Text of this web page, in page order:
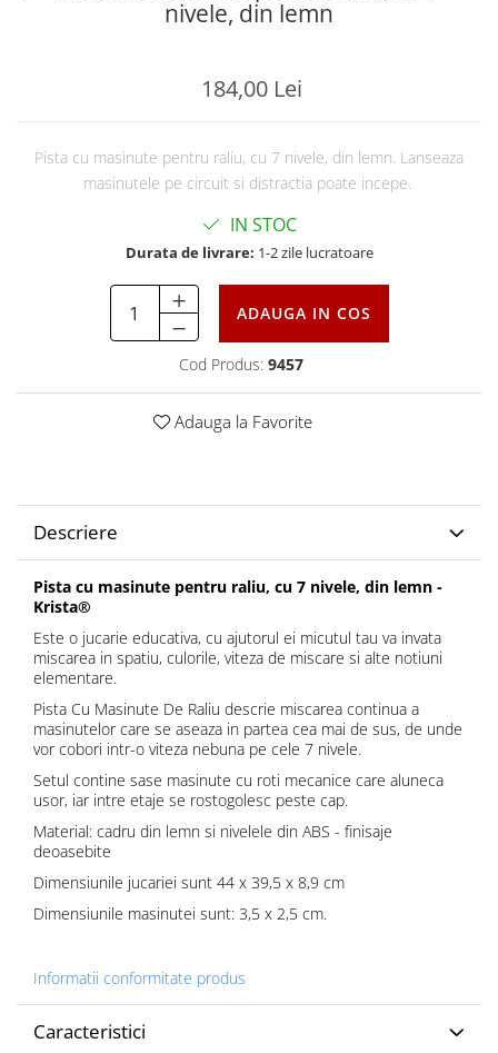
nivele, din lemn
184,00 Lei
Pista cu masinute pentru raliu, cu 7 nivele, din lemn. Lanseaza
masinutele pe circuit si distractia poate incepe.
IN STOC
Durata de livrare: 1-2 zile lucratoare
ADAUGA IN COS
Cod Produs: 9457
Adauga la Favorite
Descriere
Pista cu masinute pentru raliu, cu 7 nivele, din lemn -
Krista®
Este o jucarie educativa, cu ajutorul ei micutul tau va invata
miscarea in spatiu, culorile, viteza de miscare si alte notiuni
elementare.
Pista Cu Masinute De Raliu descrie miscarea continua a
masinutelor care se aseaza in partea cea mai de sus, de unde
vor cobori intr-o viteza nebuna pe cele 7 nivele.
Setul contine sase masinute cu roti mecanice care aluneca
usor, iar intre etaje se rostogolesc peste cap.
Material: cadru din lemn si nivelele din ABS - finisaje
deoasebite
Dimensiunile jucariei sunt 44 x 39,5 x 8,9 cm
Dimensiunile masinutei sunt: 3,5 x 2,5 cm.
Informatii conformitate produs
Caracteristici